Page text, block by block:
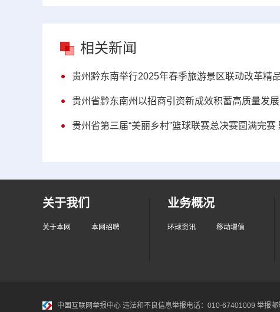
相关新闻
贵州黔东南举行2025年春季旅游景区联动改革精
贵州省黔东南州以招商引资新成效积蓄高质量发
贵州省第三届“美丽乡村”篮球联赛总决赛圆满完
关于我们
关于本网 本网招聘
业务概况
环球资讯 移动增值
中国互联网举报中心 违法和不良信息举报电话：010-67401009 举报